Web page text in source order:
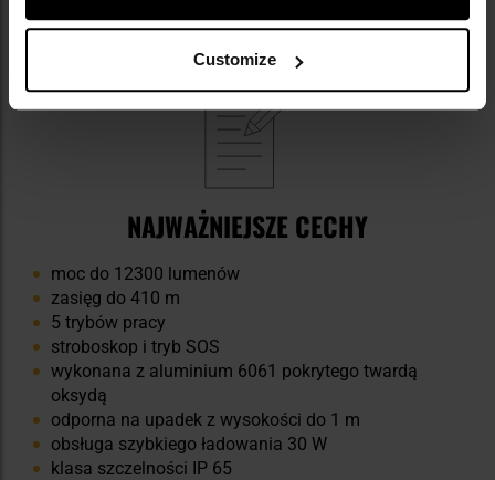
Customize
NAJWAŻNIEJSZE CECHY
moc do 12300 lumenów
zasięg do 410 m
5 trybów pracy
stroboskop i tryb SOS
wykonana z aluminium 6061 pokrytego twardą
oksydą
odporna na upadek z wysokości do 1 m
obsługa szybkiego ładowania 30 W
klasa szczelności IP 65